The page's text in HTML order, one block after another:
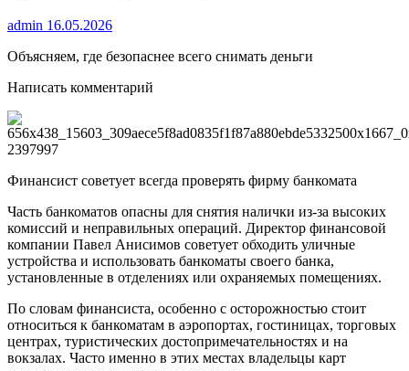
admin 16.05.2026
Объясняем, где безопаснее всего снимать деньги
Написать комментарий
Финансист советует всегда проверять фирму банкомата
Часть банкоматов опасны для снятия налички из-за высоких
комиссий и неправильных операций. Директор финансовой
компании Павел Анисимов советует обходить уличные
устройства и использовать банкоматы своего банка,
установленные в отделениях или охраняемых помещениях.
По словам финансиста, особенно с осторожностью стоит
относиться к банкоматам в аэропортах, гостиницах, торговых
центрах, туристических достопримечательностях и на
вокзалах. Часто именно в этих местах владельцы карт